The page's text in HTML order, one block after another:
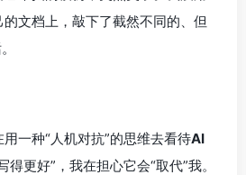
文档上，敲下了截然不同的、但
一种“人机对抗”的思维去看待AI
得更好”，我在担心它会“取代”我。